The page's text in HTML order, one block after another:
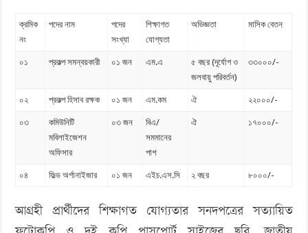
ক্রমিক
নং
পদের নাম
পদের
সংখ্যা
শিক্ষাগত
যোগ্যতা
অভিজ্ঞতা মাসিক বেতন
০১ প্রকল্প সমন্বয়কারী ০১ জন এম.এ
৫ বছর (দূর্যোগ ও
জলবায়ু পরিবর্তন)
৩৩০০০/-
০২ প্রকল্প হিসাব রক্ষক ০১ জন এম.কম ঐ ২২০০০/-
০৩
কমিউনিটি
মবিলাইজেশন
অফিসার
০৩ জন
বিএ/
সমমানের
পাশ
ঐ ১৭০০০/-
০৪ ফিল্ড অর্গানাইজার ০১ জন এইচ.এস.সি ২ বছর ৮০০০/-
আগ্রহী প্রার্থীদের শিক্ষাগত যোগ্যতার সনদপত্রের সত্যায়িত